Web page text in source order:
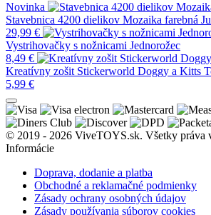
Novinka
Stavebnica 4200 dielikov Mozaika farebná
29,99 €
Vystrihovačky s nožnicami Jednorožec
8,49 €
Kreatívny zošit Stickerworld Doggy a Kitts
5,99 €
© 2019 - 2026 ViveTOYS.sk. Všetky práva
Informácie
Doprava, dodanie a platba
Obchodné a reklamačné podmienky
Zásady ochrany osobných údajov
Zásady používania súborov cookies